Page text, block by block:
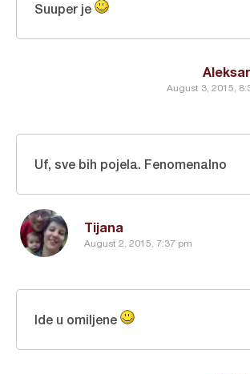
August 3, 2015,
Suuper je
Tijana
August 2, 2015, 7:37 pm
Uf, sve bih pojela. Fenomenalno
Ide u omiljene